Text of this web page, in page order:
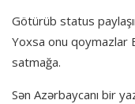
Götürüb status
Yoxsa onu qoymazlar
satmağa.
Sən Azərbaycanı bir